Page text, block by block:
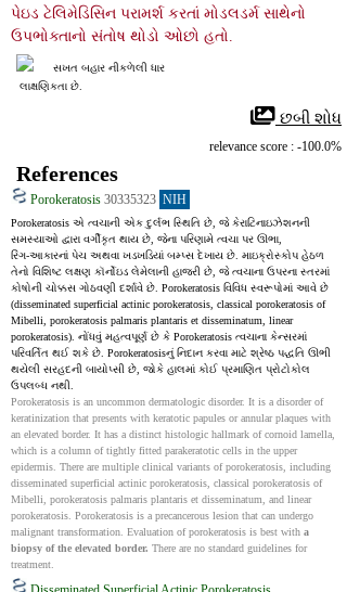
પેઇડ ટેલિમેડિસિન પરામર્શ કરતાં મોડલડર્મ સાથેનો
ઉપભોક્તાનો સંતોષ થોડો ઓછો હતો.
સખત બહાર નીકળેલી ધાર
લાક્ષણિકતા છે.
છબી શોધ
relevance score : -100.0%
References
Porokeratosis 30335323 NIH
Porokeratosis એ ત્વચાની એક દુર્લભ સ્થિતિ છે, જે કેરાટિનાઇઝેશનની
સમસ્યાઓ દ્વારા વર્ગીકૃત થાય છે, જેના પરિણામે ત્વચા પર ઊભા,
રિંગ‑આકારનાં પેચ અથવા ખડખડિયાં બમ્પ્સ દેખાય છે. માઇક્રોસ્કોપ હેઠળ
તેનો વિશિષ્ટ લક્ષણ કૉર્નોઇડ લેમેલાની હાજરી છે, જે ત્વચાના ઉપરના સ્તરમાં
કોષોની ચોક્કસ ગોઠવણી દર્શાવે છે. Porokeratosis વિવિધ સ્વરૂપોમાં આવે છે
(disseminated superficial actinic porokeratosis, classical porokeratosis of
Mibelli, porokeratosis palmaris plantaris et disseminatum, linear
porokeratosis). નોંધવું મહત્વપૂર્ણ છે કે Porokeratosis ત્વચાના કેન્સરમાં
પરિવર્તિત થઈ શકે છે. Porokeratosisનું નિદાન કરવા માટે શ્રેષ્ઠ પદ્ધતિ ઊભી
થયેલી સરહદની બાયોપ્સી છે, જોકે હાલમાં કોઈ પ્રમાણિત પ્રોટોકોલ
ઉપલબ્ધ નથી.
Porokeratosis is an uncommon dermatologic disorder. It is a disorder of
keratinization that presents with keratotic papules or annular plaques with
an elevated border. It has a distinct histologic hallmark of cornoid lamella,
which is a column of tightly fitted parakeratotic cells in the upper
epidermis. There are multiple clinical variants of porokeratosis, including
disseminated superficial actinic porokeratosis, classical porokeratosis of
Mibelli, porokeratosis palmaris plantaris et disseminatum, and linear
porokeratosis. Porokeratosis is a precancerous lesion that can undergo
malignant transformation. Evaluation of porokeratosis is best with a
biopsy of the elevated border. There are no standard guidelines for
treatment.